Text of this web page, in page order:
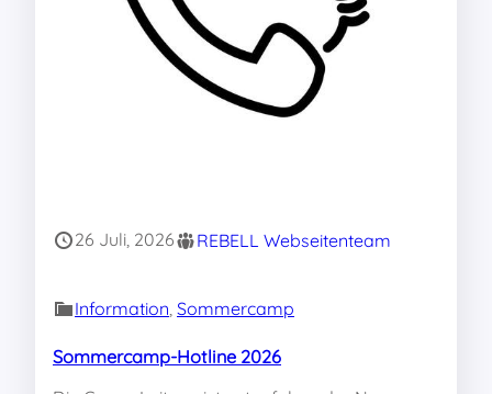
26 Juli, 2026 REBELL Webseitenteam
Information Sommercamp
Sommercamp-Hotline 2026